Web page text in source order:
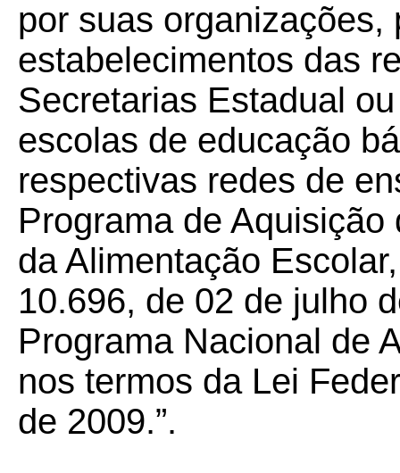
por suas
estabelecimentos das
Secretarias Estadual
escolas de educação
respectivas redes de
Programa de
da Alimentação
10.696, de 02 de julho
Programa Nacional de
nos termos da Lei
de 2009.”.